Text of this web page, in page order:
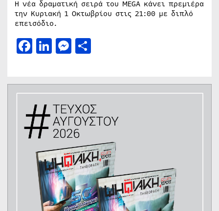
Η νέα δραματική σειρά του MEGA κάνει πρεμιέρα
την Κυριακή 1 Οκτωβρίου στις 21:00 με διπλό
επεισόδιο.
Facebook
LinkedIn
Messenger